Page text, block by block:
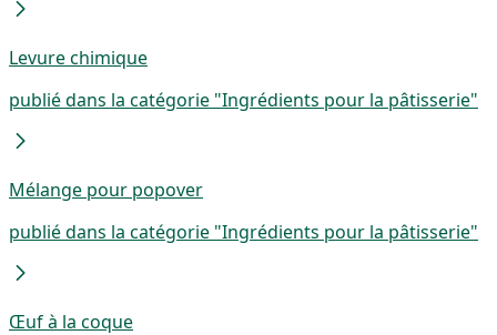
Levure chimique
publié dans la catégorie "Ingrédients pour la pâtisserie"
Mélange pour popover
publié dans la catégorie "Ingrédients pour la pâtisserie"
Œuf à la coque